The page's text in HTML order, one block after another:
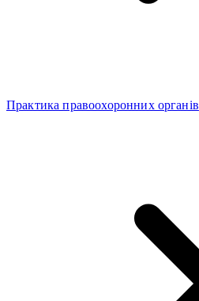
Практика правоохоронних органів